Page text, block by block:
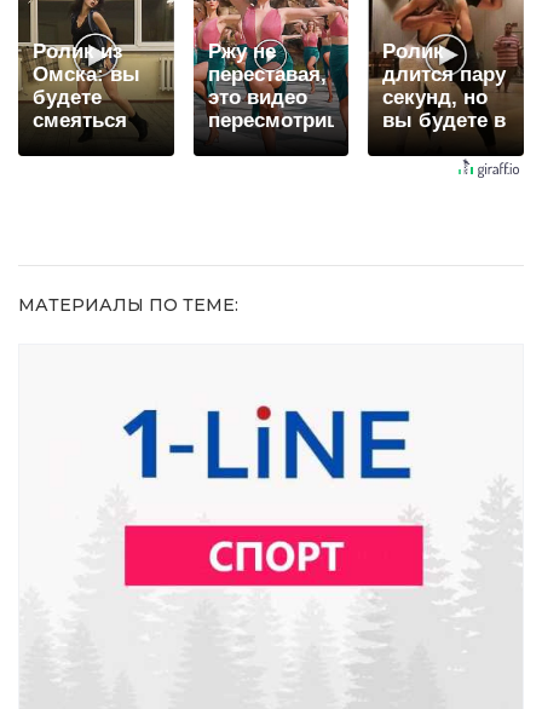
Ролик из
Омска: вы
будете
смеяться
Ржу не
переставая,
это видео
пересмотришь
не раз
Ролик
длится пару
секунд, но
вы будете в
шоке от
увиденного
МАТЕРИАЛЫ ПО ТЕМЕ: